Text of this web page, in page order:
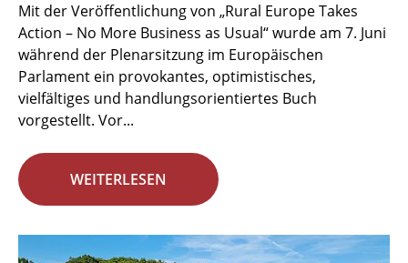
Mit der Veröffentlichung von „Rural Europe Takes
Action – No More Business as Usual“ wurde am 7. Juni
während der Plenarsitzung im Europäischen
Parlament ein provokantes, optimistisches,
vielfältiges und handlungsorientiertes Buch
vorgestellt. Vor...
WEITERLESEN